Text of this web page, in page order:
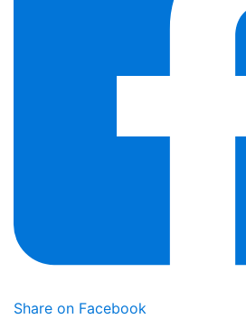
Share on Facebook